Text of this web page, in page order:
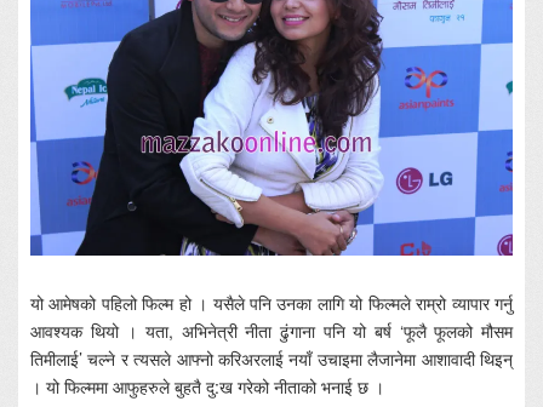
यो आमेषको पहिलो फिल्म हो । यसैले पनि उनका लागि यो फिल्मले राम्रो व्यापार गर्नु
आवश्यक थियो । यता, अभिनेत्री नीता ढुंगाना पनि यो बर्ष ‘फूलै फूलको मौसम
तिमीलाई’ चल्ने र त्यसले आफ्नो करिअरलाई नयाँ उचाइमा लैजानेमा आशावादी थिइन्
। यो फिल्ममा आफुहरुले बुहतै दु:ख गरेको नीताको भनाई छ ।